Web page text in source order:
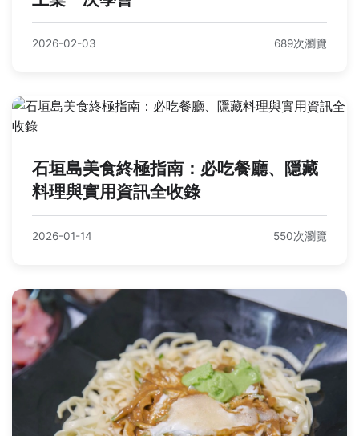
2026-02-03 689次瀏覽
石垣島美食終極指南：必吃餐廳、隱藏
料理與實用資訊全收錄
2026-01-14 550次瀏覽